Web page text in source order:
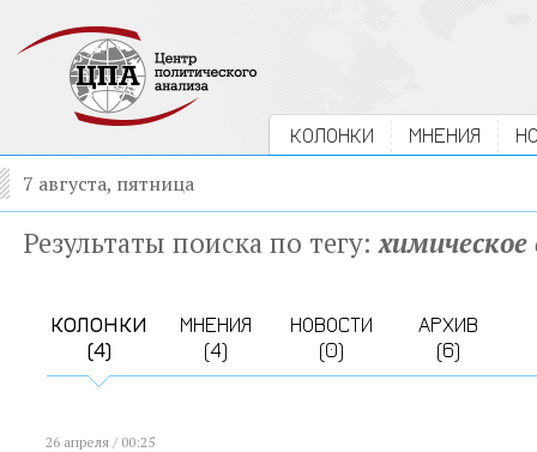
КОЛОНКИ МНЕНИЯ
7 августа, пятница
Результаты поиска по тегу:
КОЛОНКИ
(4)
МНЕНИЯ
(4)
НОВОСТИ
(0)
АРХИВ
(6)
26 апреля / 00:25